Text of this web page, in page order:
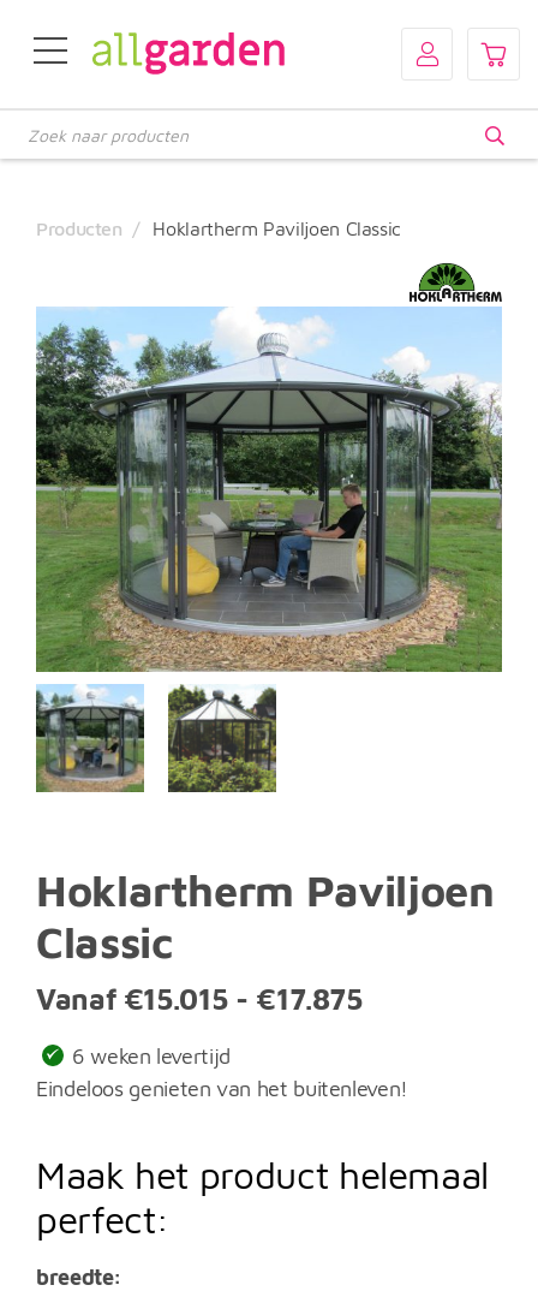
zoeken
Producten Hoklartherm Paviljoen Classic
Hoklartherm Paviljoen
Classic
Vanaf €15.015 - €17.875Prijsklasse:
tot
6 weken levertijd
Eindeloos genieten van het buitenleven!
Maak het product helemaal
perfect:
breedte